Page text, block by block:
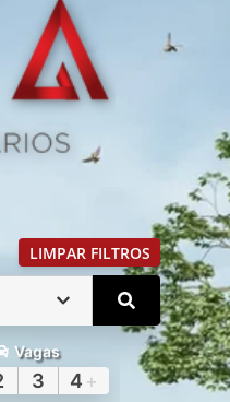
LIMPAR FILTROS
Vagas
3 4 +